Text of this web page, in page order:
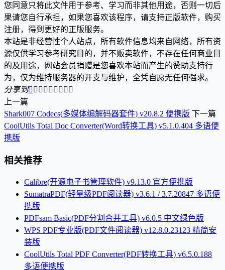
您同意只将此文件用于参考、学习而非其他用途，否则一切后
果请您自行承担，如果您喜欢该程序，请支持正版软件，购买
注册，得到更好的正版服务。
本站是非经营性个人站点，所有软件信息均来自网络，所有资
源仅供学习参考研究目的，并不贩卖软件，不存在任何商业目
的及用途，网站会员捐赠是您喜欢本站而产生的赞助支持行
为，仅为维持服务器的开支与维护，全凭自愿无任何强求。
分享到        
上一篇
Shark007 Codecs(多媒体编解码器套件) v20.8.2 便携版 下一篇
CoolUtils Total Doc Converter(Word转换工具) v5.1.0.404 多语便
携版
相关推荐
Calibre(开源电子书管理软件) v9.13.0 官方便携版
SumatraPDF(轻量级PDF阅读器) v3.6.1 / 3.7.20847 多语便
携版
PDFsam Basic(PDF分割合并工具) v6.0.5 中文绿色版
WPS PDF专业版(PDF文件阅读器) v12.8.0.23123 精简安
装版
CoolUtils Total PDF Converter(PDF转换工具) v6.5.0.188
多语便携版